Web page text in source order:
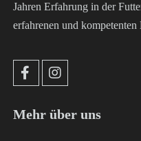
Jahren Erfahrung in der
erfahrenen und kompetenten
Mehr über uns